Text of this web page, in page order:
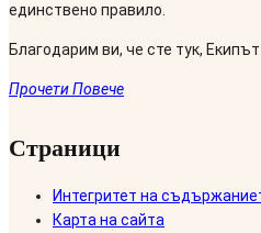
единствено правило.
Благодарим ви, че сте тук, Екипът
Прочети Повече
Страници
Интегритет на
Карта на сайта